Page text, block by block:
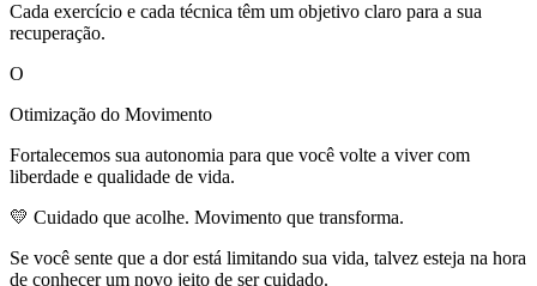
Cada exercício e cada técnica têm um objetivo claro para a sua
recuperação.
O
Otimização do Movimento
Fortalecemos sua autonomia para que você volte a viver com
liberdade e qualidade de vida.
💛 Cuidado que acolhe. Movimento que transforma.
Se você sente que a dor está limitando sua vida, talvez esteja na hora
de conhecer um novo jeito de ser cuidado.